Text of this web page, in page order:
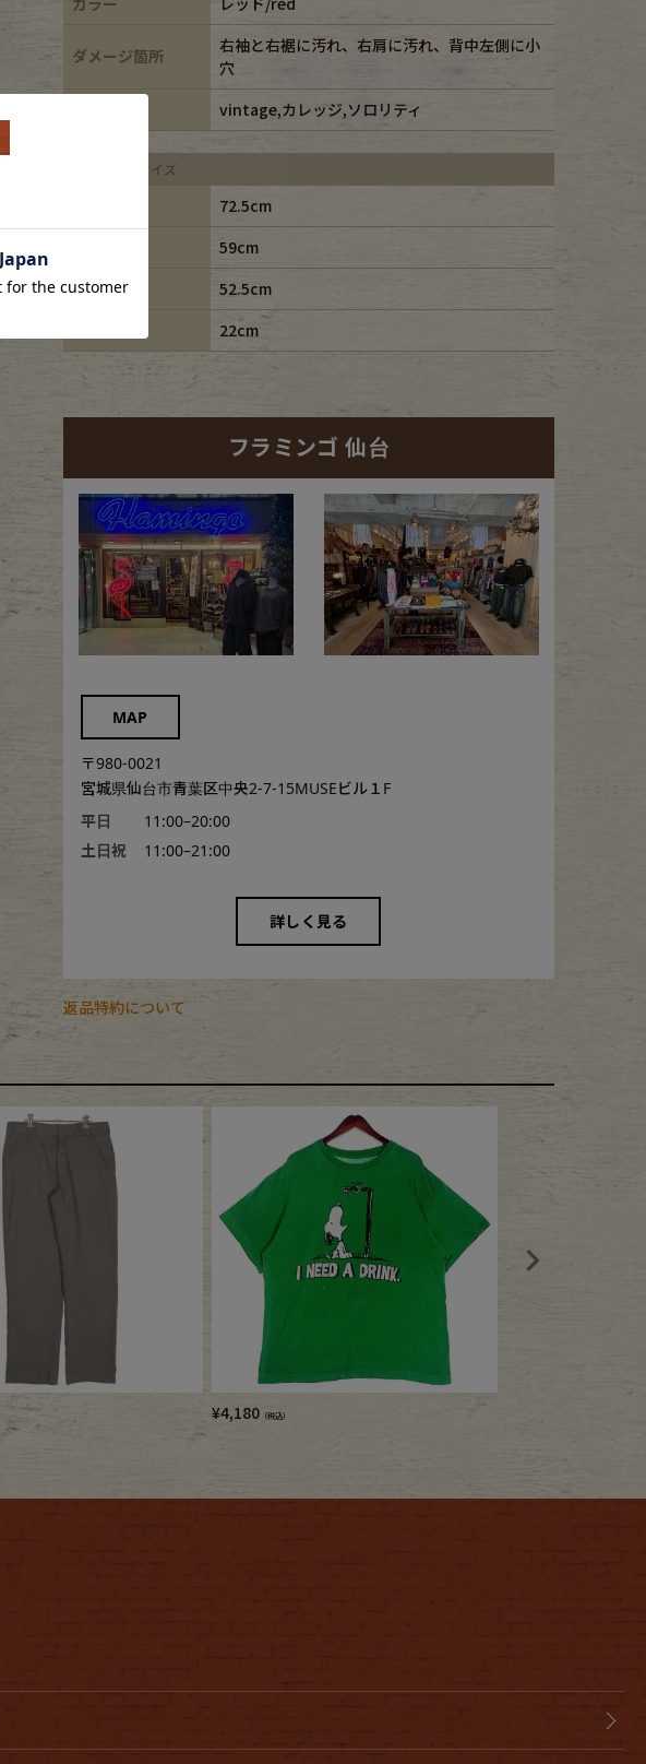
ダメージ箇所
右袖と右裾に汚れ、右肩に汚れ、背中左側に小
穴
vintage,カレッジ,ソロリティ
平置き実寸サイズ
72.5cm
59cm
肩幅
52.5cm
22cm
フラミンゴ 仙台
MAP
〒980-0021
宮城県仙台市青葉区中央2-7-15MUSEビル１F
平日
11:00–20:00
土日祝
11:00–21:00
詳しく見る
返品特約について
¥4,180 （税込）